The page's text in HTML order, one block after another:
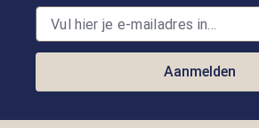
Aanmelden